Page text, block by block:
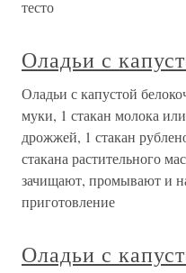
тесто
Оладьи с
Оладьи с капустой
муки, 1 стакан молока
дрожжей, 1 стакан
стакана растительного
зачищают, промывают и
приготовление
Оладьи с